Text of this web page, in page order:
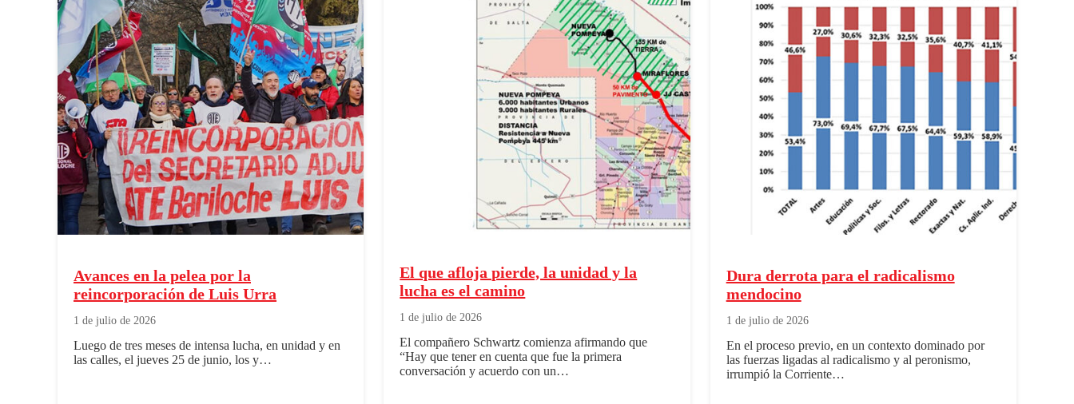
Avances en la pelea por la
reincorporación de Luis Urra
1 de julio de 2026
Luego de tres meses de intensa lucha, en unidad y en
las calles, el jueves 25 de junio, los y…
El que afloja pierde, la unidad y la
lucha es el camino
1 de julio de 2026
El compañero Schwartz comienza afirmando que
“Hay que tener en cuenta que fue la primera
conversación y acuerdo con un…
Dura derrota para el radicalismo
mendocino
1 de julio de 2026
En el proceso previo, en un contexto dominado por
las fuerzas ligadas al radicalismo y al peronismo,
irrumpió la Corriente…